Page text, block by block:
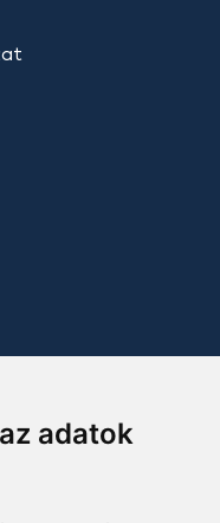
adatok